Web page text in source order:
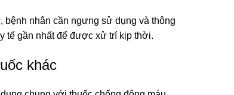
bệnh nhân cần ngưng sử dụng và thông
tế gần nhất để được xử trí kịp thời.
khác